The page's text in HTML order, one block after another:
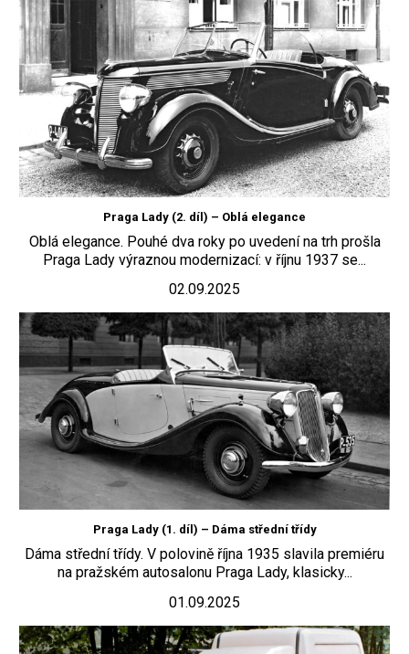
Praga Lady (2. díl) – Oblá elegance
Oblá elegance. Pouhé dva roky po uvedení na trh prošla
Praga Lady výraznou modernizací: v říjnu 1937 se...
02.09.2025
Praga Lady (1. díl) – Dáma střední třídy
Dáma střední třídy. V polovině října 1935 slavila premiéru
na pražském autosalonu Praga Lady, klasicky...
01.09.2025